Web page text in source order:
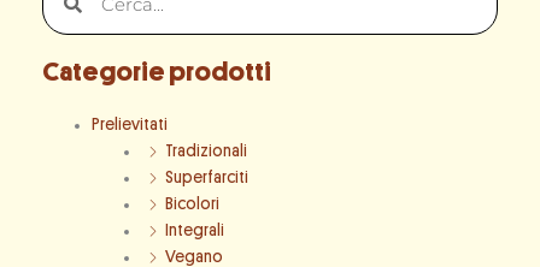
Categorie prodotti
Prelievitati
Tradizionali
Superfarciti
Bicolori
Integrali
Vegano